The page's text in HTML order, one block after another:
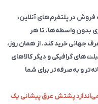
دو سال تجربه فروش در پلتفرم‌های آنلاین،
بدون واسطه‌ها، تا هر
جهانی خرید کند. از همان روز،
گرافیکی و دیگر کالاهای
و به‌صرفه‌تر برای شما
پشتش عرق پیشانی یک